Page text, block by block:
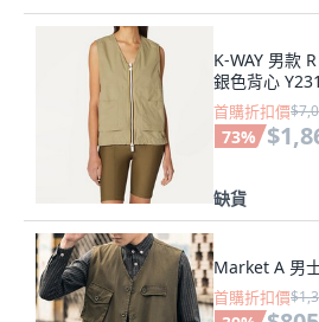
K-WAY 男款
銀色背心
首購折扣價
73%
缺貨
Market A 男
首購折扣價